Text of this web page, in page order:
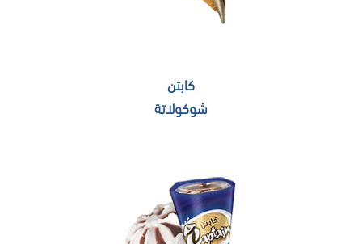
كابتن
شوكولاتة